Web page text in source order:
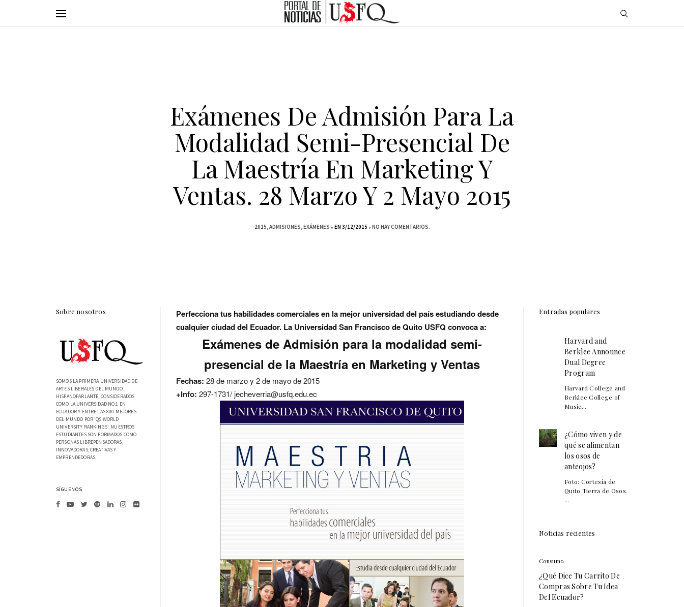
Exámenes De Admisión Para La
Modalidad Semi-Presencial De
La Maestría En Marketing Y
Ventas. 28 Marzo Y 2 Mayo 2015
2015 ADMISIONES EXÁMENES EN 3/12/2015 NO HAY COMENTARIOS.
Perfecciona tus habilidades comerciales en la mejor universidad del país estudiando desde
cualquier ciudad del Ecuador. La Universidad San Francisco de Quito USFQ convoca a:
Exámenes de Admisión para la modalidad semi-
presencial de la Maestría en Marketing y Ventas
Fechas: 28 de marzo y 2 de mayo de 2015
+Info: 297-1731/ jecheverria@usfq.edu.ec
Sobre nosotros
SOMOS LA PRIMERA UNIVERSIDAD DE
ARTES LIBERALES DEL MUNDO
HISPANOPARLANTE, CONSIDERADOS
COMO LA UNIVERSIDAD NO.1 EN
ECUADOR Y ENTRE LAS 800 MEJORES
DEL MUNDO POR 'QS WORLD
UNIVERSITY RANKINGS'. NUESTROS
ESTUDIANTES SON FORMADOS COMO
PERSONAS LIBREPENSADORAS,
INNOVADORAS, CREATIVAS Y
EMPRENDEDORAS.
SÍGUENOS
Entradas populares
Harvard and
Berklee Announce
Dual Degree
Program
Harvard College and
Berklee College of
Music...
¿Cómo viven y de
qué se alimentan
los osos de
anteojos?
Foto: Cortesía de
Quito Tierra de Osos.
...
Noticias recientes
Consumo
¿Qué Dice Tu Carrito De
Compras Sobre Tu Idea
Del Ecuador?